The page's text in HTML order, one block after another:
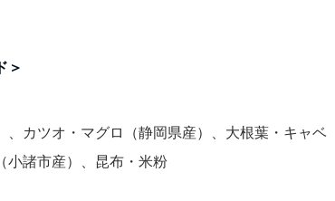
＞
カツオ・マグロ（静岡県産）、大根葉・キャベ
小諸市産）、昆布・米粉